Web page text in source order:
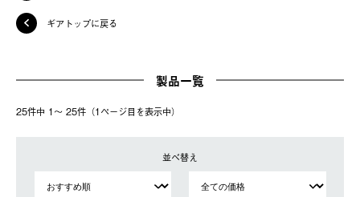
ギアトップに戻る
製品一覧
25件中 1〜 25件（1ページ⽬を表⽰中）
並べ替え